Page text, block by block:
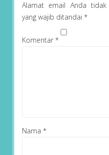
Alamat email Anda tidak
yang wajib ditandai *
Komentar *
Nama *